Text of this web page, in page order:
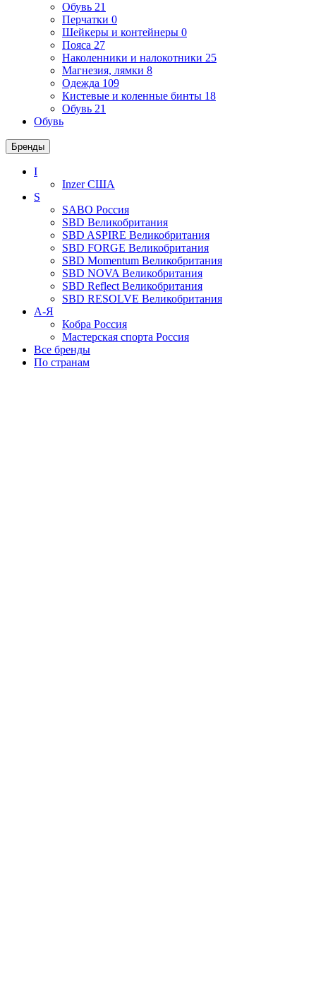
Обувь 21
Перчатки 0
Шейкеры и контейнеры 0
Пояса 27
Наколенники и налокотники 25
Магнезия, лямки 8
Одежда 109
Кистевые и коленные бинты 18
Обувь 21
Обувь
Бренды
I
InzerСША
S
SABO Россия
SBD Великобритания
SBD ASPIRE Великобритания
SBD FORGE Великобритания
SBD Momentum Великобритания
SBD NOVA Великобритания
SBD Reflect Великобритания
SBD RESOLVE Великобритания
А-Я
Кобра Россия
Мастерская спорта Россия
Все бренды
По странам